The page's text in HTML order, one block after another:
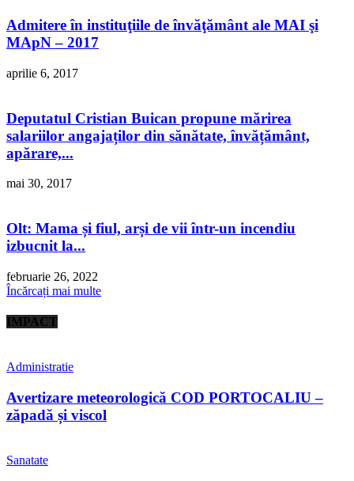
Admitere în instituţiile de învăţământ ale MAI şi
MApN – 2017
aprilie 6, 2017
Deputatul Cristian Buican propune mărirea
salariilor angajaților din sănătate, învățământ,
apărare,...
mai 30, 2017
Olt: Mama și fiul, arși de vii într-un incendiu
izbucnit la...
februarie 26, 2022
Încărcați mai multe
IMPACT
Administratie
Avertizare meteorologică COD PORTOCALIU –
zăpadă și viscol
Sanatate